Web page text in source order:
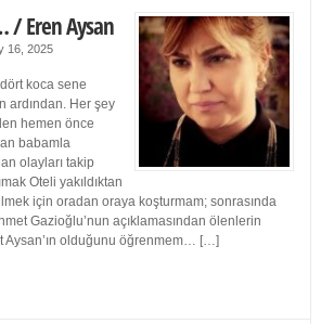
/ Eren Aysan
16, 2025
koca sene
ardından. Her şey
hemen önce
babamla
olayları takip
Oteli yakıldıktan
için oradan oraya koşturmam; sonrasında
Gazioğlu’nun açıklamasından ölenlerin
Aysan’ın olduğunu öğrenmem… […]